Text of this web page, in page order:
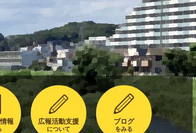
報 広報活動支援
について
ブログ
をみる